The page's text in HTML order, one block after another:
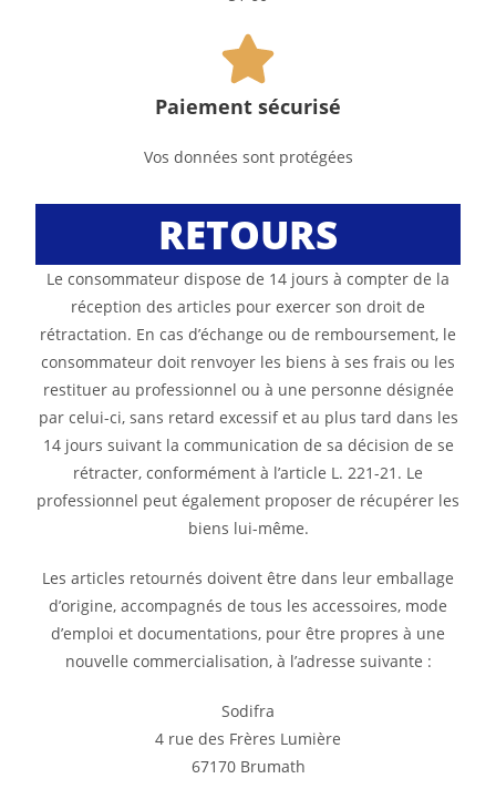
Paiement sécurisé
Vos données sont protégées
RETOURS
Le consommateur dispose de 14 jours à compter de la
réception des articles pour exercer son droit de
rétractation. En cas d’échange ou de remboursement, le
consommateur doit renvoyer les biens à ses frais ou les
restituer au professionnel ou à une personne désignée
par celui-ci, sans retard excessif et au plus tard dans les
14 jours suivant la communication de sa décision de se
rétracter, conformément à l’article L. 221-21. Le
professionnel peut également proposer de récupérer les
biens lui-même.
Les articles retournés doivent être dans leur emballage
d’origine, accompagnés de tous les accessoires, mode
d’emploi et documentations, pour être propres à une
nouvelle commercialisation, à l’adresse suivante :
Sodifra
4 rue des Frères Lumière
67170 Brumath